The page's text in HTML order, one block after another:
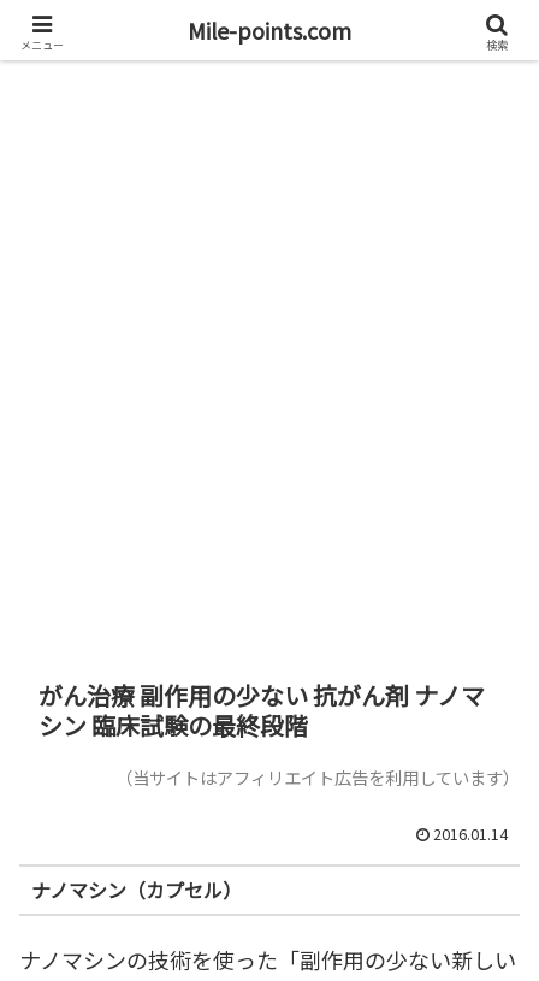
資産1億円を目指すブログと旅
がん治療 副作用の少ない 抗がん剤 ナノマ
シン 臨床試験の最終段階
（当サイトはアフィリエイト広告を利用しています）
2016.01.14
ナノマシン（カプセル）
ナノマシンの技術を使った「副作用の少ない新しい
メニュー Mile-points.com 検索